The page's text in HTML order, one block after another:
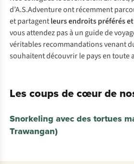
d’A.S.Adventure ont récemment
et partagentleurs endroits préférés
vous attendez pas à un guide de
véritables recommandations venant
souhaitent découvrir le pays en toute
Les coups de cœur de
Snorkeling avec des tortues
Trawangan)